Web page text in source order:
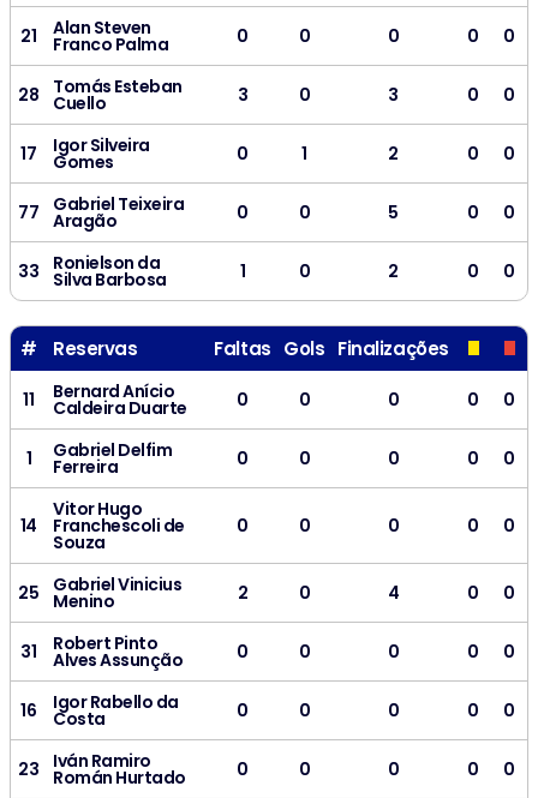
21 Alan Steven
Franco Palma 0 0 0 0 0
28 Tomás Esteban
Cuello 3 0 3 0 0
17 Igor Silveira
Gomes 0 1 2 0 0
77 Gabriel Teixeira
Aragão 0 0 5 0 0
33 Ronielson da
Silva Barbosa 1 0 2 0 0
# Reservas Faltas Gols Finalizações
11 Bernard Anício
Caldeira Duarte 0 0 0 0 0
1 Gabriel Delfim
Ferreira 0 0 0 0 0
14
Vitor Hugo
Franchescoli de
Souza
0 0 0 0 0
25 Gabriel Vinicius
Menino 2 0 4 0 0
31 Robert Pinto
Alves Assunção 0 0 0 0 0
16 Igor Rabello da
Costa 0 0 0 0 0
23 Iván Ramiro
Román Hurtado 0 0 0 0 0